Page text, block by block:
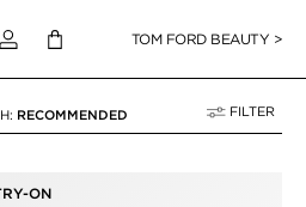
Melden Sie sich bei Ihrem Konto an
TOM FORD BEAUTY >
RECOMMENDED FILTER
ON